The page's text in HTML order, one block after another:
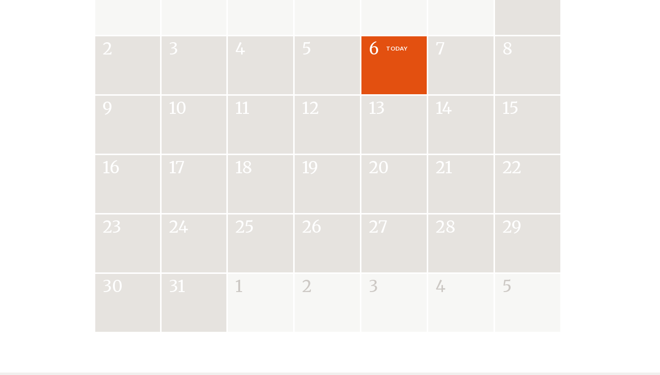
2 3 4 5 6 7 8
9 10 11 12 13 14 15
16 17 18 19 20 21 22
23 24 25 26 27 28 29
30 31 1 2 3 4 5